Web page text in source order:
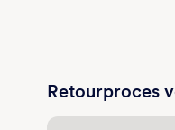
Retourproces